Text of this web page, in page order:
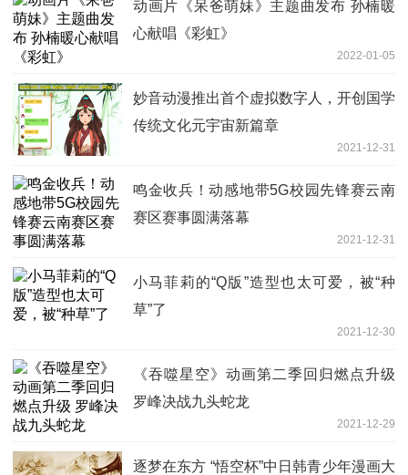
动画片《呆爸萌妹》主题曲发布 孙楠暖
心献唱《彩虹》
2022-01-05
妙音动漫推出首个虚拟数字人，开创国学
传统文化元宇宙新篇章
2021-12-31
鸣金收兵！动感地带5G校园先锋赛云南
赛区赛事圆满落幕
2021-12-31
小马菲莉的“Q版”造型也太可爱，被“种
草”了
2021-12-30
《吞噬星空》动画第二季回归燃点升级
罗峰决战九头蛇龙
2021-12-29
逐梦在东方 “悟空杯”中日韩青少年漫画大